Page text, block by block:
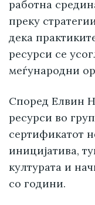
работна
преку
дека
ресурси се
меѓународни
Според Елвин
ресурси во
сертификатот
иницијатива,
културата и
со години.